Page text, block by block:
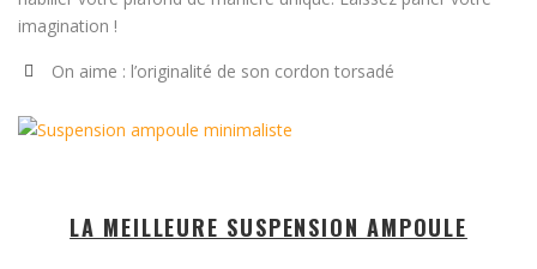
imagination !
On aime : l’originalité de son cordon torsadé
LA MEILLEURE SUSPENSION AMPOULE